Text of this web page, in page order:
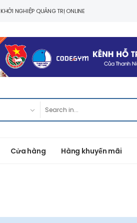
NGHIỆP QUẢNG TRỊ ONLINE
Cửa hàng Hàng khuyến mãi